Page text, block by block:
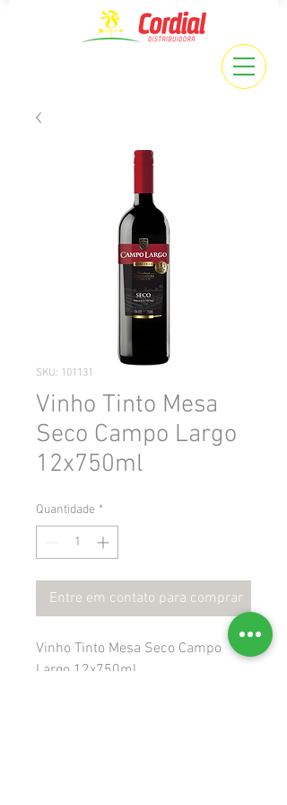
SKU: 101131
Vinho Tinto Mesa
Seco Campo Largo
12x750ml
Quantidade *
Entre em contato para comprar
Vinho Tinto Mesa Seco Campo
Largo 12x750ml